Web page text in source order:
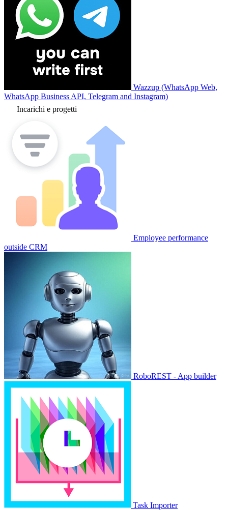
Wazzup (WhatsApp Web,
WhatsApp Business API, Telegram and Instagram)
Incarichi e progetti
Employee performance
outside CRM
RoboREST - App builder
Task Importer